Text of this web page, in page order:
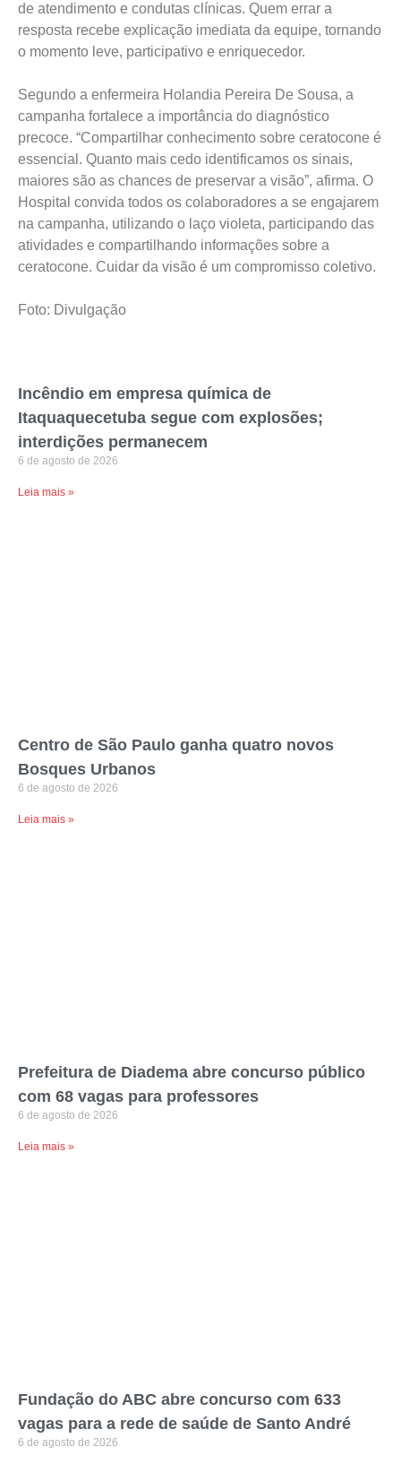
de atendimento e condutas clínicas. Quem errar a
resposta recebe explicação imediata da equipe, tornando
o momento leve, participativo e enriquecedor.
Segundo a enfermeira Holandia Pereira De Sousa, a
campanha fortalece a importância do diagnóstico
precoce. “Compartilhar conhecimento sobre ceratocone é
essencial. Quanto mais cedo identificamos os sinais,
maiores são as chances de preservar a visão”, afirma. O
Hospital convida todos os colaboradores a se engajarem
na campanha, utilizando o laço violeta, participando das
atividades e compartilhando informações sobre a
ceratocone. Cuidar da visão é um compromisso coletivo.
Foto: Divulgação
Incêndio em empresa química de
Itaquaquecetuba segue com explosões;
interdições permanecem
6 de agosto de 2026
Leia mais »
Centro de São Paulo ganha quatro novos
Bosques Urbanos
6 de agosto de 2026
Leia mais »
Prefeitura de Diadema abre concurso público
com 68 vagas para professores
6 de agosto de 2026
Leia mais »
Fundação do ABC abre concurso com 633
vagas para a rede de saúde de Santo André
6 de agosto de 2026